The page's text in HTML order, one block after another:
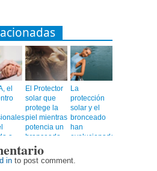
el
a
El Protector
solar que
protege la
piel mientras
potencia un
bronceado
más rápido,
uniforme y
duradero
La
protección
solar y el
bronceado
han
evolucionado
in to post comment.